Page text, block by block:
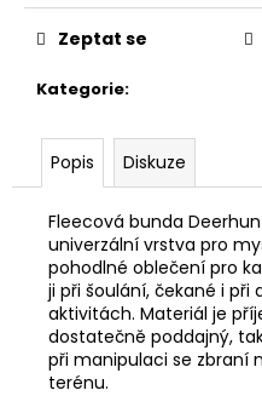
Kategorie:
Zeptat se
Popis Diskuze
Fleecová bunda
univerzální vrstva pro
pohodlné oblečení pro
ji při šoulání, čekané i
aktivitách. Materiál je
dostatečně poddajný,
při manipulaci se zbraní
terénu.
PLOCHÝ
ŠROUBOVÁK
Kč